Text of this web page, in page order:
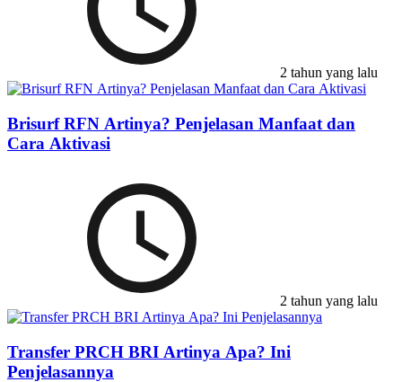
2 tahun yang lalu
Brisurf RFN Artinya? Penjelasan Manfaat dan
Cara Aktivasi
2 tahun yang lalu
Transfer PRCH BRI Artinya Apa? Ini
Penjelasannya